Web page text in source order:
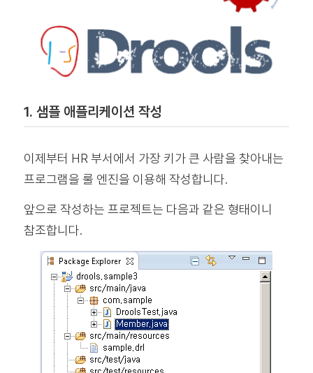
1. 샘플 애플리케이션 작성
이제부터 HR 부서에서 가장 키가 큰 사람을 찾아내는
프로그램을 룰 엔진을 이용해 작성합니다.
앞으로 작성하는 프로젝트는 다음과 같은 형태이니
참조합니다.